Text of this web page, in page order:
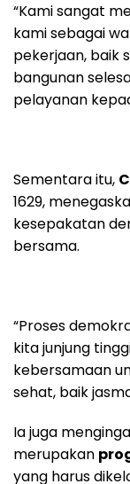
“Kami sangat
kami sebagai
pekerjaan, baik
bangunan
pelayanan
Sementara itu,
1629,
kesepakatan
bersama.
“Proses
kita junjung
kebersamaan
sehat, baik
Ia juga
merupakan
yang harus